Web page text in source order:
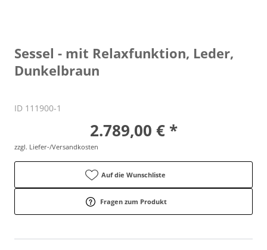
Sessel - mit Relaxfunktion, Leder,
Dunkelbraun
ID 111900-1
2.789,00 € *
zzgl. Liefer-/Versandkosten
Auf die Wunschliste
Fragen zum Produkt